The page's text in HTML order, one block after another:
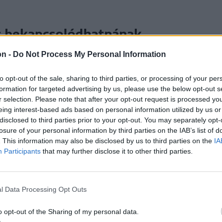
- Do Not Process My Personal Information
opt-out of the sale, sharing to third parties, or processing of your
for targeted advertising by us, please use the below opt-out
selection. Please note that after your opt-out request is processed
interest-based ads based on personal information utilized by us
to third parties prior to your opt-out. You may separately
of your personal information by third parties on the IAB’s list of
This information may also be disclosed by us to third parties on the
Participants that may further disclose it to other third parties.
Data Processing Opt Outs
opt-out of the Sharing of my personal data.
elmúlt években több fejlesztés volt a
vezetett városi kórházban és a most
a helyi egészségügyi
a laboratórium és a képalkotó
a különböző szakrendelők, míg a